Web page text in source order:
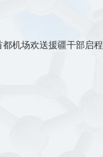
机场欢送援疆干部启程